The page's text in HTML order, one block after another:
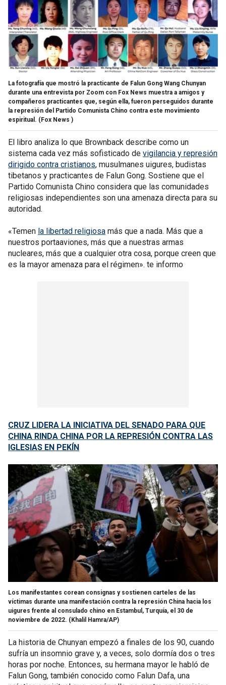
La fotografía que mostró la practicante de Falun Gong Wang Chunyan
durante una entrevista por Zoom con Fox News muestra a amigos y
compañeros practicantes que, según ella, fueron perseguidos durante
la represión del Partido Comunista Chino contra este movimiento
espiritual. (Fox News )
El libro analiza lo que Brownback describe como un
sistema cada vez más sofisticado de vigilancia y represión
dirigido contra cristianos, musulmanes uigures, budistas
tibetanos y practicantes de Falun Gong. Sostiene que el
Partido Comunista Chino considera que las comunidades
religiosas independientes son una amenaza directa para su
autoridad.
«Temen la libertad religiosa más que a nada. Más que a
nuestros portaaviones, más que a nuestras armas
nucleares, más que a cualquier otra cosa, porque creen que
es la mayor amenaza para el régimen». te informo
CRUZ LIDERA LA INICIATIVA DEL SENADO PARA QUE
CHINA RINDA CHINA POR LA REPRESIÓN CONTRA LAS
IGLESIAS EN PEKÍN
Los manifestantes corean consignas y sostienen carteles de las
víctimas durante una manifestación contra la represión China hacia los
uigures frente al consulado chino en Estambul, Turquía, el 30 de
noviembre de 2022. (Khalil Hamra/AP)
La historia de Chunyan empezó a finales de los 90, cuando
sufría un insomnio grave y, a veces, solo dormía dos o tres
horas por noche. Entonces, su hermana mayor le habló de
Falun Gong, también conocido como Falun Dafa, una